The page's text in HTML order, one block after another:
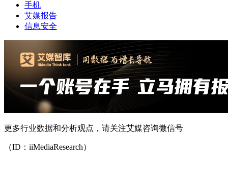
手机
艾媒报告
信息安全
更多行业数据和分析观点，请关注艾媒咨询微信号
（ID：iiMediaResearch）